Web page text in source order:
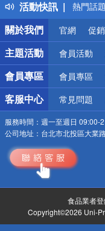
活動快訊
熱門話題
銀行優
偏遠地
詐騙網
關於我們
官網 促
主題活動 會員活動
會員專區 會員專區
客服中心 常見問題
服務時間： 週一至週日 09:00-
公司地址： 台北市北投區大業
食品業者
Copyright©2026 Uni-